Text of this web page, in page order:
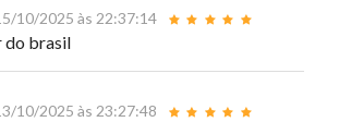
10/2025 às 22:37:14
do brasil
10/2025 às 23:27:48